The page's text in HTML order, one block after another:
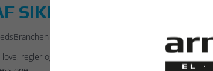
SIKKERHEDSBRANCHEN
forpligter vi os til at:
regler og branchestandarder